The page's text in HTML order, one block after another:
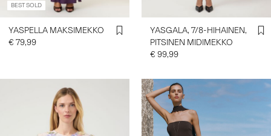
BEST SOLD
YASPELLA MAKSIMEKKO
€ 79,99
YASGALA, 7/8-HIHAINEN,
PITSINEN MIDIMEKKO
€ 99,99